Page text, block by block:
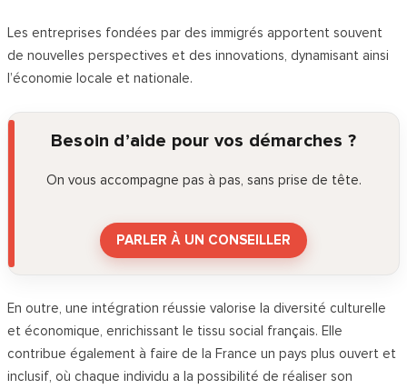
Les entreprises fondées par des immigrés apportent souvent
de nouvelles perspectives et des innovations, dynamisant ainsi
l’économie locale et nationale.
Besoin d’aide pour vos démarches ?
On vous accompagne pas à pas, sans prise de tête.
PARLER À UN CONSEILLER
En outre, une intégration réussie valorise la diversité culturelle
et économique, enrichissant le tissu social français. Elle
contribue également à faire de la France un pays plus ouvert et
inclusif, où chaque individu a la possibilité de réaliser son